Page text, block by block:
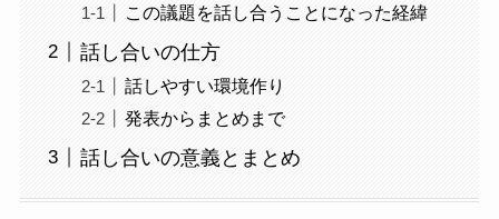
この議題を話し合うことになった経緯
話し合いの仕方
話しやすい環境作り
発表からまとめまで
話し合いの意義とまとめ